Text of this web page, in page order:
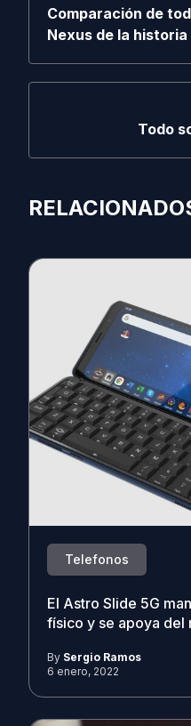
Comparación de
Nexus de la
Todo
Telefonos
El Astro Slide 5G
físico y se apoya del
By Sergio Ramos
6 enero, 2022